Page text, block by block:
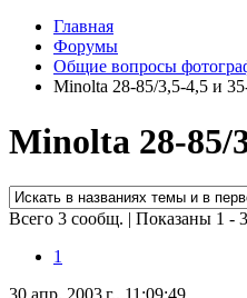
Главная
Форумы
Общие вопросы
Minolta 28-85/3,5-4,5 и
Minolta 28-85/
Всего 3 сообщ. | Показаны 1 - 3
1